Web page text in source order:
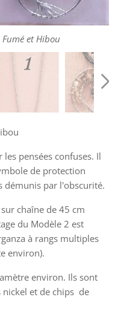
et Hibou
et Hibou
pensées confuses. Il
de protection
démunis par l'obscurité.
chaîne de 45 cm
du Modèle 2 est
à rangs multiples
environ).
environ. Ils sont
nickel et de chips de